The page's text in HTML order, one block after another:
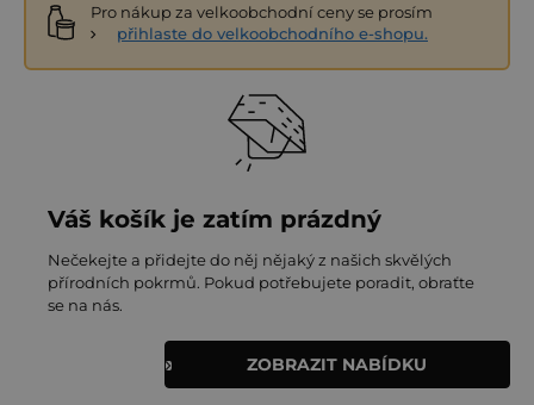
Pro nákup za velkoobchodní ceny se prosím
přihlaste do velkoobchodního e-shopu.
Váš košík je zatím prázdný
Nečekejte a přidejte do něj nějaký z našich skvělých
přírodních pokrmů. Pokud potřebujete poradit, obraťte
se na nás.
ZOBRAZIT NABÍDKU